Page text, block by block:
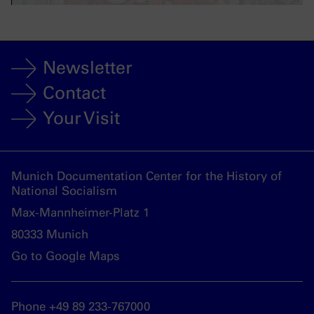
Newsletter
Contact
Your Visit
Munich Documentation Center for the History of
National Socialism
Max-Mannheimer-Platz 1
80333 Munich
Go to Google Maps
Phone +49 89 233-767000